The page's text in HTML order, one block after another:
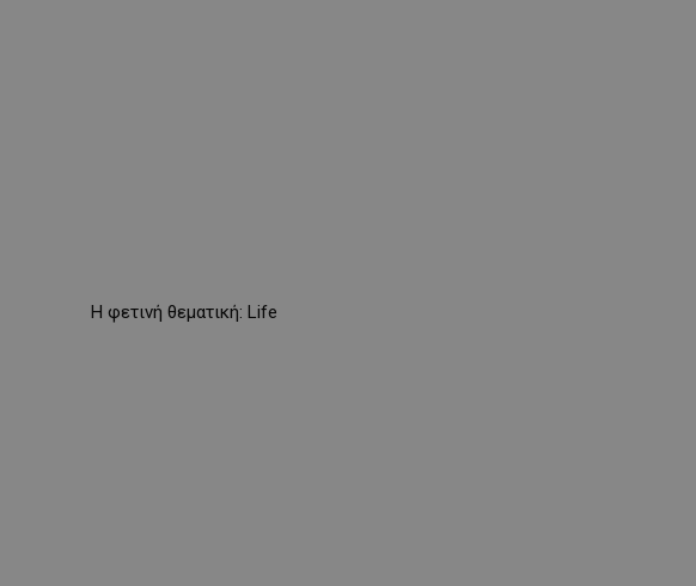
Η φετινή θεματική: Life